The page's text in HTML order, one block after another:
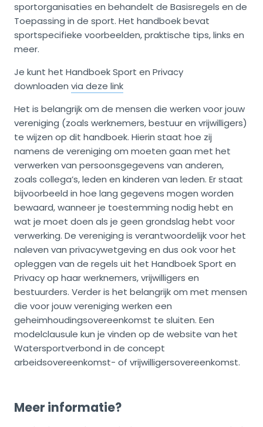
sportorganisaties en behandelt de Basisregels en de
Toepassing in de sport. Het handboek bevat
sportspecifieke voorbeelden, praktische tips, links en
meer.
Je kunt het Handboek Sport en Privacy
downloaden via deze link
Het is belangrijk om de mensen die werken voor jouw
vereniging (zoals werknemers, bestuur en vrijwilligers)
te wijzen op dit handboek. Hierin staat hoe zij
namens de vereniging om moeten gaan met het
verwerken van persoonsgegevens van anderen,
zoals collega’s, leden en kinderen van leden. Er staat
bijvoorbeeld in hoe lang gegevens mogen worden
bewaard, wanneer je toestemming nodig hebt en
wat je moet doen als je geen grondslag hebt voor
verwerking. De vereniging is verantwoordelijk voor het
naleven van privacywetgeving en dus ook voor het
opleggen van de regels uit het Handboek Sport en
Privacy op haar werknemers, vrijwilligers en
bestuurders. Verder is het belangrijk om met mensen
die voor jouw vereniging werken een
geheimhoudingsovereenkomst te sluiten. Een
modelclausule kun je vinden op de website van het
Watersportverbond in de concept
arbeidsovereenkomst- of vrijwilligersovereenkomst.
Meer informatie?